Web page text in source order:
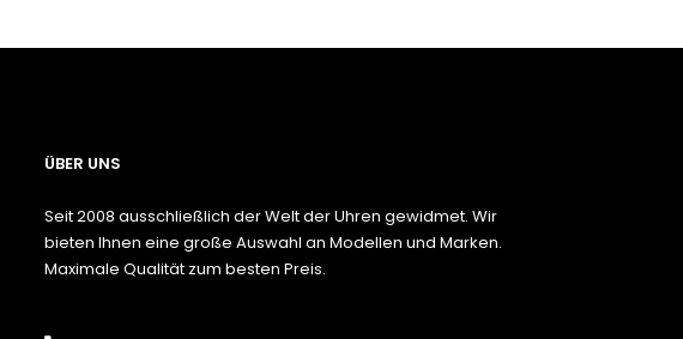
ÜBER UNS
Seit 2008 ausschließlich der Welt der Uhren gewidmet. Wir
bieten Ihnen eine große Auswahl an Modellen und Marken.
Maximale Qualität zum besten Preis.